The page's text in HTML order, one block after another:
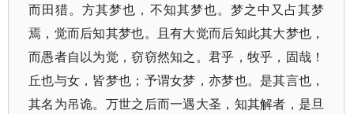
而田猎。方其梦也，不知其梦也。梦之中又占其梦
焉，觉而后知其梦也。且有大觉而后知此其大梦也，
而愚者自以为觉，窃窃然知之。君乎，牧乎，固哉！
丘也与女，皆梦也；予谓女梦，亦梦也。是其言也，
其名为吊诡。万世之后而一遇大圣，知其解者，是旦